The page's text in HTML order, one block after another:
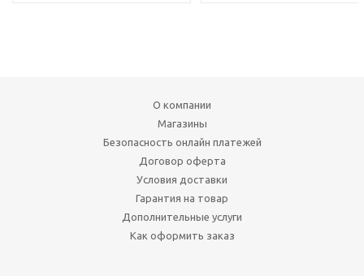
О компании
Магазины
Безопасность онлайн платежей
Договор оферта
Условия доставки
Гарантия на товар
Дополнительные услуги
Как оформить заказ